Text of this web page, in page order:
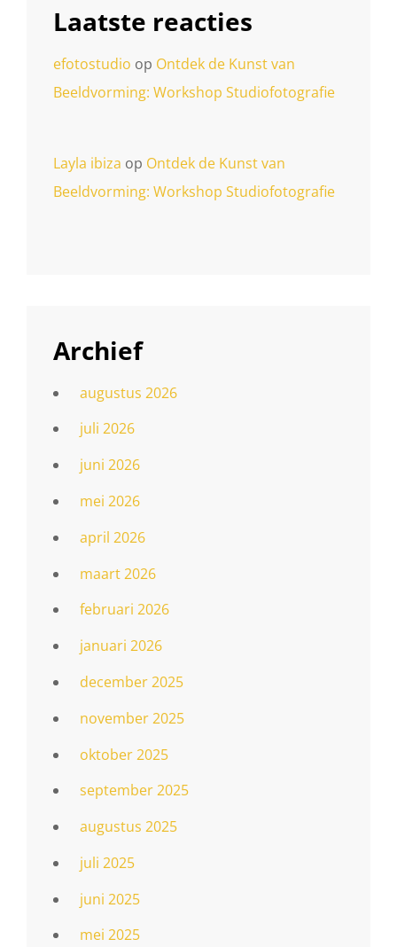
Laatste reacties
efotostudio op Ontdek de Kunst van
Beeldvorming: Workshop Studiofotografie
Layla ibiza op Ontdek de Kunst van
Beeldvorming: Workshop Studiofotografie
Archief
augustus 2026
juli 2026
juni 2026
mei 2026
april 2026
maart 2026
februari 2026
januari 2026
december 2025
november 2025
oktober 2025
september 2025
augustus 2025
juli 2025
juni 2025
mei 2025